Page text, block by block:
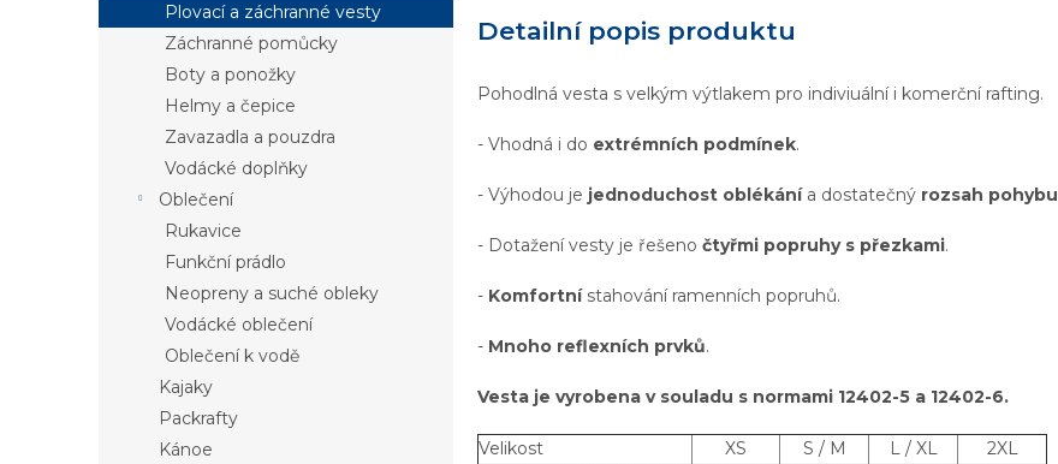
Plovací a záchranné vesty
Záchranné pomůcky
Boty a ponožky
Helmy a čepice
Zavazadla a pouzdra
Vodácké doplňky
Oblečení
Rukavice
Funkční prádlo
Neopreny a suché obleky
Vodácké oblečení
Oblečení k vodě
Kajaky
Packrafty
Kánoe
Detailní popis produktu
Pohodlná vesta s velkým výtlakem pro indiviuální i komerční rafting.
- Vhodná i do extrémních podmínek.
- Výhodou je jednoduchost oblékánía dostatečný rozsah pohybu
- Dotažení vesty je řešeno čtyřmi popruhy s přezkami.
- Komfortnístahování ramenních popruhů.
- Mnoho reflexních prvků.
Vesta je vyrobena v souladu s normami 12402-5 a 12402-6.
Velikost XS S / M L / XL
2XL